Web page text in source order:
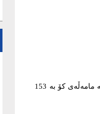
بەپێی ئەو نرخانەی ئەمڕۆ "زەمەن" لە بۆرسەی هەولێرو بەغدادەوە دەستیكەوتووە، بەهای 100 دۆلار بە مامەڵەی كۆ بە 153